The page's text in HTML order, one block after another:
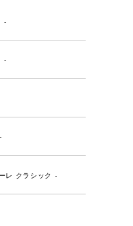
-
-
レ クラシック -